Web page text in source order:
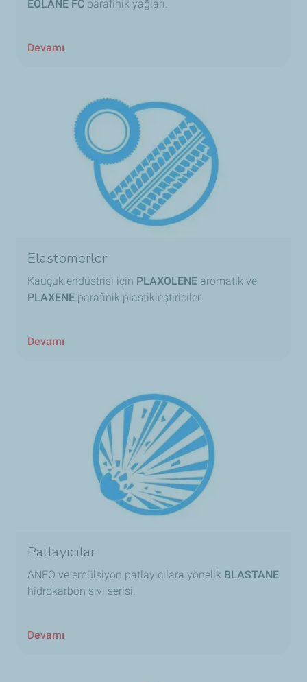
EOLANE FC parafinik yağları.
Devamı
Elastomerler
Kauçuk endüstrisi için PLAXOLENE aromatik ve
PLAXENE parafinik plastikleştiriciler.
Devamı
Patlayıcılar
ANFO ve emülsiyon patlayıcılara yönelik BLASTANE
hidrokarbon sıvı serisi.
Devamı